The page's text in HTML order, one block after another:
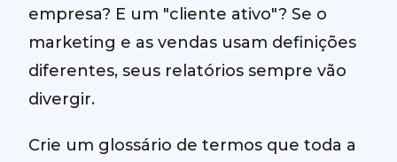
empresa? E um "cliente ativo"? Se o
marketing e as vendas usam definições
diferentes, seus relatórios sempre vão
divergir.
Crie um glossário de termos que toda a